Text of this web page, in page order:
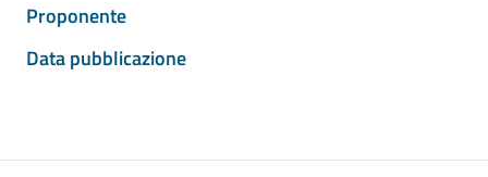
Proponente
Data pubblicazione